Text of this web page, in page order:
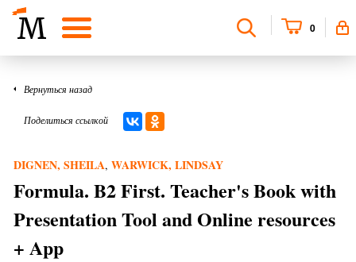
0
Вернуться назад
Поделиться ссылкой
DIGNEN, SHEILA, WARWICK, LINDSAY
Formula. B2 First. Teacher's Book with
Presentation Tool and Online resources
+ App